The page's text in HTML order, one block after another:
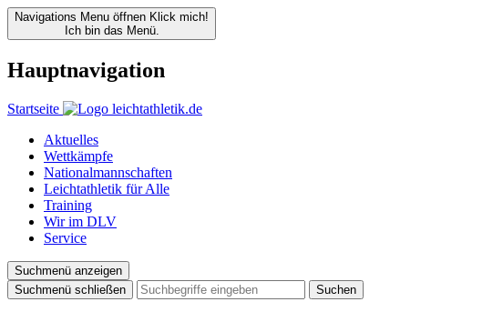
Navigations Menu öffnen Klick mich!
Ich bin das Menü.
Hauptnavigation
Startseite
Aktuelles
Wettkämpfe
Nationalmannschaften
Leichtathletik für Alle
Training
Wir im DLV
Service
Suchmenü anzeigen
Suchmenü schließen
Suchen